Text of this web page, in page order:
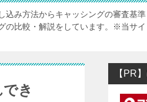
込み方法からキャッシングの審査基
の比較・解説をしています。※当サ
き
【PR